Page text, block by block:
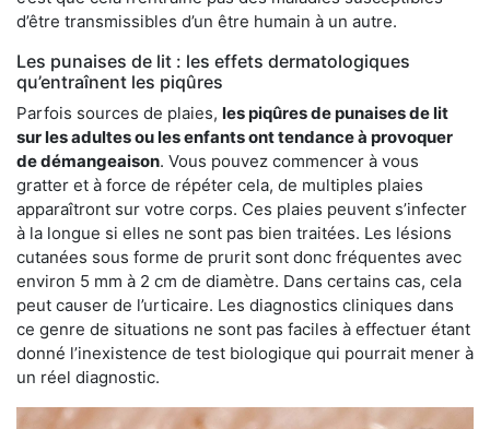
d’être transmissibles d’un être humain à un autre.
Les punaises de lit : les effets dermatologiques
qu’entraînent les piqûres
Parfois sources de plaies, les piqûres de punaises de lit
sur les adultes ou les enfants ont tendance à provoquer
de démangeaison. Vous pouvez commencer à vous
gratter et à force de répéter cela, de multiples plaies
apparaîtront sur votre corps. Ces plaies peuvent s’infecter
à la longue si elles ne sont pas bien traitées. Les lésions
cutanées sous forme de prurit sont donc fréquentes avec
environ 5 mm à 2 cm de diamètre. Dans certains cas, cela
peut causer de l’urticaire. Les diagnostics cliniques dans
ce genre de situations ne sont pas faciles à effectuer étant
donné l’inexistence de test biologique qui pourrait mener à
un réel diagnostic.